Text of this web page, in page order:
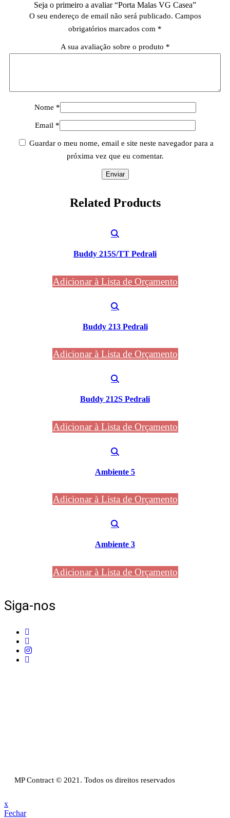
Seja o primeiro a avaliar “Porta Malas VG Casea”
O seu endereço de email não será publicado. Campos
obrigatórios marcados com *
A sua avaliação sobre o produto *
Nome *
Email *
Guardar o meu nome, email e site neste navegador para a
próxima vez que eu comentar.
Related Products
Buddy 215S/TT Pedrali
Adicionar à Lista de Orçamento
Buddy 213 Pedrali
Adicionar à Lista de Orçamento
Buddy 212S Pedrali
Adicionar à Lista de Orçamento
Ambiente 5
Adicionar à Lista de Orçamento
Ambiente 3
Adicionar à Lista de Orçamento
Siga-nos
MP Contract © 2021. Todos os direitos reservados
x
Fechar